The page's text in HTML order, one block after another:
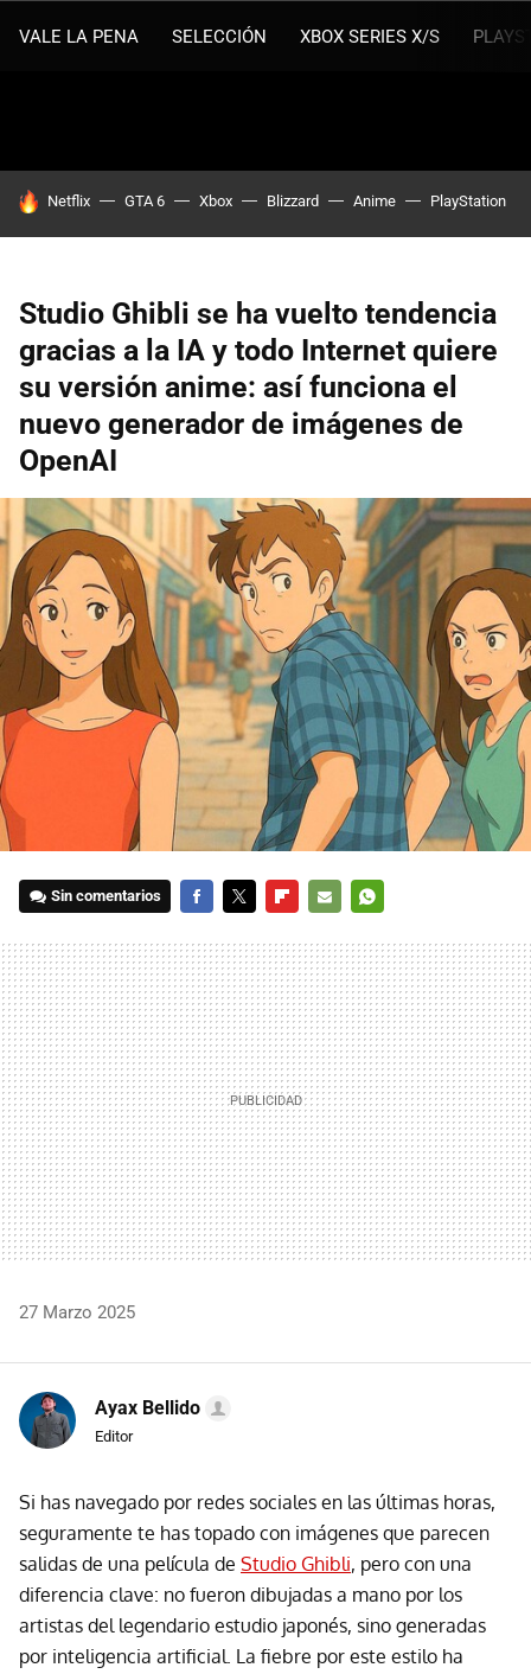
VALE LA PENA SELECCIÓN XBOX SERIES X/S
HOY SE HABLA DE
Netflix GTA 6 Xbox Blizzard Anime PlayStation
Studio Ghibli se ha vuelto tendencia
gracias a la IA y todo Internet quiere
su versión anime: así funciona el
nuevo generador de imágenes de
OpenAI
Sin comentarios
MAIL
27 Marzo 2025
Ayax Bellido
Editor
Si has navegado por redes sociales en las últimas horas,
seguramente te has topado con imágenes que parecen
salidas de una película de Studio Ghibli, pero con una
diferencia clave: no fueron dibujadas a mano por los
artistas del legendario estudio japonés, sino generadas
por inteligencia artificial. La fiebre por este estilo ha